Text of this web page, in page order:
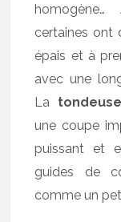
homogène…
certaines ont
épais et à
avec une
La
une coupe
puissant et
guides de
comme un